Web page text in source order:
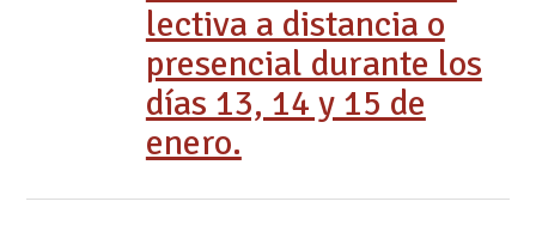
lectiva a distancia o
presencial durante los
días 13, 14 y 15 de
enero.